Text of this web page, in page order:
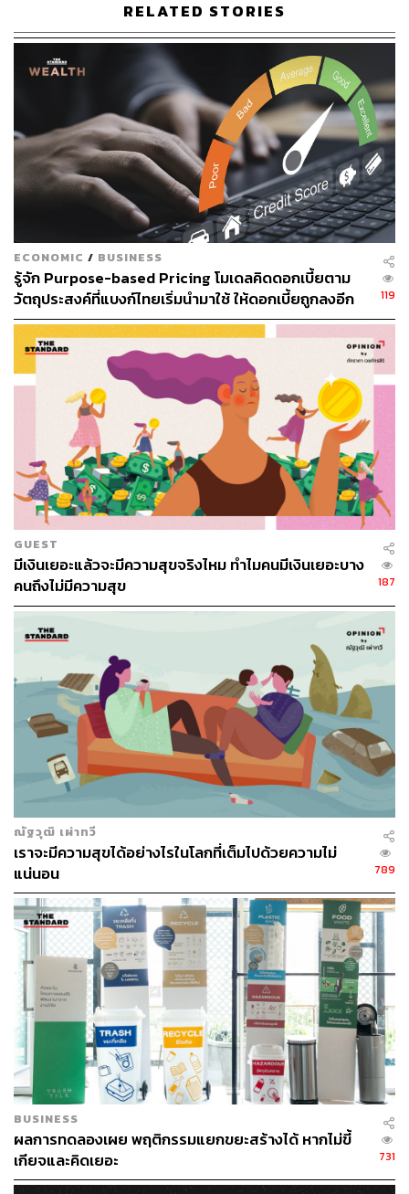
ติดอันดับขายดีจนถึงปัจจุบัน พวกเขานำเสนอวิธีการเปลี่ยน
พฤติกรรมแนวใหม่ที่เน้นการใช้ประโยชน์จากการทำความ
เข้าใจการทำงานของสมองในด้านต่างๆ (เช่น มนุษย์มีแนว
โน้มยึดติดกับสภาวะที่เป็นอยู่เดิม หรือขี้เกียจเปลี่ยนค่าเริ่มต้น
ที่ตั้งไว้แล้ว) ซึ่งสามารถนำมาประยุกต์ใช้ในการออกแบบ
นโยบายที่ทำให้เกิด ‘ผลดี’ ต่อผู้คนและสังคมได้
กลับมาที่เงินบริจาค 1 ปอนด์ ถ้าคิดไวๆ คนส่วนใหญ่ก็น่าจะ
บริจาคเงิน เพราะส่วนหนึ่งมาจากความขี้เกียจที่จะไปเปลี่ยน
(Status Quo Bias) อีกส่วนก็น่าจะมาจากเมื่อท้องอิ่มแล้วก็
อยากทำความดีเพื่อแบ่งปันให้กับคนที่ด้อยโอกาสกว่า และอีก
ส่วนอาจจะรู้สึกว่าเงิน 1 ปอนด์ เมื่อเทียบกับค่าอาหารก็ไม่ได้
เป็นจำนวนที่สูงมากนัก
ดูเผินๆ แล้วทุกคนน่าจะได้ประโยชน์จากการบริจาคเงินใน
ลักษณะนี้ ร้านอาหารได้บอกบุญลูกค้า ลูกค้าได้ทำบุญ เด็กๆ
มีข้าวกิน และสังคมดีขึ้นเพราะมีการแบ่งปัน เรื่องราวดู
Happy Ending ดี
ปกติแล้วส่วนตัวผู้เขียนเป็นคนชอบทำบุญ แต่ทำไมคราวนี้เรา
ถึงแอบรู้สึกว่าโดนบังคับให้ทำบุญ ทั้งๆ ที่เราก็มีตัวเลือกที่จะ
บอกพนักงานได้ว่า “รบกวนเอา 1 ปอนด์ออกหน่อยนะคะ”
แต่ในสถานการณ์นั้นทำให้เราเกิดความรู้สึกหน้าบาง ไม่กล้า
บอก เขิน แล้วจากความเขินก็กลายเป็นความสงสัยว่า “ทำไม
ต้องมา Nudge กันด้วยวิธีนี้เนี่ย”
ก็เลยมาลองคิดๆ ดูว่าทำไมกันนะ
ปัจจุบันมีการแบ่งวิธีการ Nudge หรือการสะกิดให้เกิด
พฤติกรรมไว้หลากหลายแบบ โดยมุมมองหนึ่งที่สามารถมอง
ได้คือมุมมองว่าประโยชน์จากการเปลี่ยนพฤติกรรมเกิดขึ้น
กับใครเป็นหลัก ซึ่งสามารถแบ่งได้เป็น 2 ประเภทคือ
Pro-self Nudge (ประโยชน์ต่อผู้เปลี่ยนพฤติกรรมเป็น
หลัก)
Pro-social Nudge (ประโยชน์ต่อสังคมในภาพรวมเป็น
หลัก)
เงินในกองทุนสำรองเลี้ยงชีพ การที่ร้านอาหารฟาสต์ฟู้ดจัดให้
ขนาดเฟรนช์ฟรายส์กับน้ำอัดลมขนาดเล็กซึ่งมีจำนวนแคลอรี
น้อยกว่าขนาดกลางและใหญ่เป็นค่าเริ่มต้นในอาหารชุด
แบบที่หนึ่งนี้ เมื่อถูก Nudge ประโยชน์ก็เกิดแก่ตัวคนเปลี่ยน
พฤติกรรมเอง เช่น มีเงินออมมากขึ้น อ้วนน้อยหน่อยจากกา
รกินเฟรนช์ฟรายส์กับน้ำอัดลมขนาดเล็ก
ประเภทที่ 2 Pro-social Nudge เป็นแบบที่มีข้อถกเถียงกันมาก
หน่อย เช่น การบริจาคอวัยวะโดยการให้ค่าเริ่มต้นคือ ‘ทุกคน
บริจาคอวัยวะ’ ถ้าไม่อยากบริจาคก็ไปยกเลิกได้ ซึ่งตามหลัก
พฤติกรรมศาสตร์แล้วคนก็ไม่ค่อยไปยกเลิกกันเท่าไร เพราะ
ติดกับ Status Quo Bias
RELATED STORIES
ECONOMIC / BUSINESS
รู้จัก Purpose-based Pricing โมเดลคิดดอกเบี้ยตาม
วัตถุประสงค์ที่แบงก์ไทยเริ่มนำมาใช้ ให้ดอกเบี้ยถูกลงอีก
1.5% – 4% เมื่อใช้จ่ายจำเป็น
119
GUEST
มีเงินเยอะแล้วจะมีความสุขจริงไหม ทำไมคนมีเงินเยอะบาง
คนถึงไม่มีความสุข
187
ณัฐวุฒิ เผ่าทวี
เราจะมีความสุขได้อย่างไรในโลกที่เต็มไปด้วยความไม่
แน่นอน
789
BUSINESS
ผลการทดลองเผย พฤติกรรมแยกขยะสร้างได้ หากไม่ขี้
เกียจและคิดเยอะ
731